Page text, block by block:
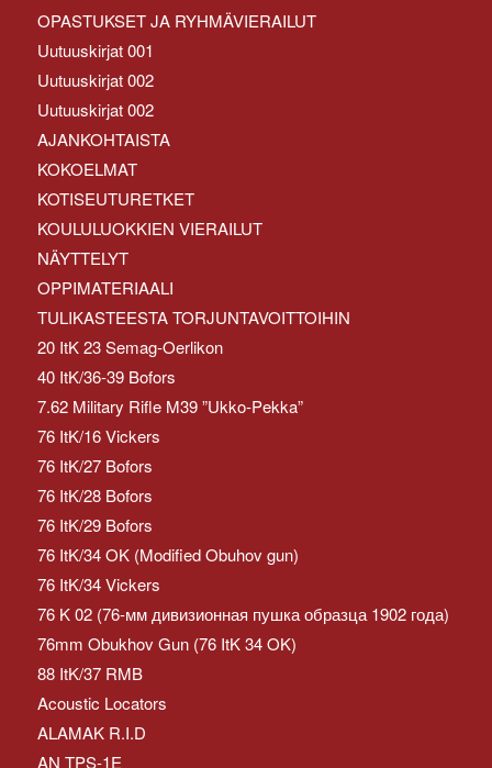
OPASTUKSET JA RYHMÄVIERAILUT
Uutuuskirjat 001
Uutuuskirjat 002
Uutuuskirjat 002
AJANKOHTAISTA
KOKOELMAT
KOTISEUTURETKET
KOULULUOKKIEN VIERAILUT
NÄYTTELYT
OPPIMATERIAALI
TULIKASTEESTA TORJUNTAVOITTOIHIN
20 ItK 23 Semag-Oerlikon
40 ItK/36-39 Bofors
7.62 Military Rifle M39 ”Ukko-Pekka”
76 ItK/16 Vickers
76 ItK/27 Bofors
76 ItK/28 Bofors
76 ItK/29 Bofors
76 ItK/34 OK (Modified Obuhov gun)
76 ItK/34 Vickers
76 K 02 (76-мм дивизионная пушка образца 1902 года)
76mm Obukhov Gun (76 ItK 34 OK)
88 ItK/37 RMB
Acoustic Locators
ALAMAK R.I.D
AN TPS-1E